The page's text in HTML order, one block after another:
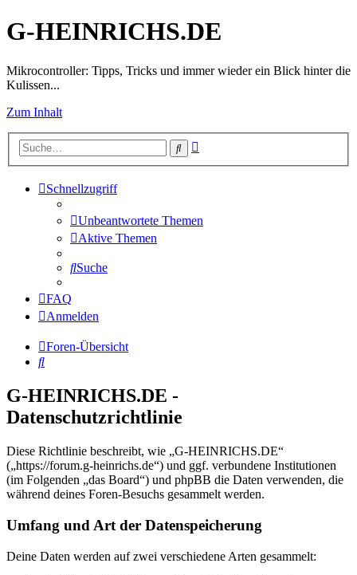
G-HEINRICHS.DE
Mikrocontroller: Tipps, Tricks und immer wieder ein Blick hinter die
Kulissen...
Zum Inhalt
Suche
Schnellzugriff
Unbeantwortete Themen
Aktive Themen
Suche
FAQ
Anmelden
Foren-Übersicht
Suche
G-HEINRICHS.DE -
Datenschutzrichtlinie
Diese Richtlinie beschreibt, wie „G-HEINRICHS.DE“
(„https://forum.g-heinrichs.de“) und ggf. verbundene Institutionen
(im Folgenden „das Board“) und phpBB die Daten verwenden, die
während deines Foren-Besuchs gesammelt werden.
Umfang und Art der Datenspeicherung
Deine Daten werden auf zwei verschiedene Arten gesammelt: